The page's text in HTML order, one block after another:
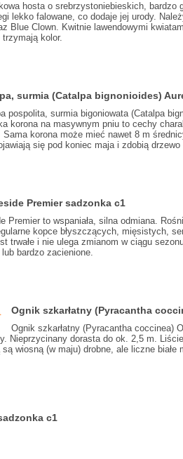
hosta o srebrzystoniebieskich,
lekko falowane, co dodaje jej urody.
Clown. Kwitnie lawendowymi
kolor.
surmia (Catalpa bignonioides)
pospolita, surmia bigoniowata (Catalpa
korona na masywnym pniu to cechy
korona może mieć nawet 8 m
się pod koniec maja i zdobią
Premier sadzonka c1
Premier to wspaniała, silna odmiana.
kopce błyszczących, mięsistych,
i nie ulega zmianom w ciągu
bardzo zacienione.
Ognik szkarłatny (Pyracantha
Ognik szkarłatny (Pyracantha coccinea)
Nieprzycinany dorasta do ok. 2,5 m.
wiosną (w maju) drobne, ale liczne
c1